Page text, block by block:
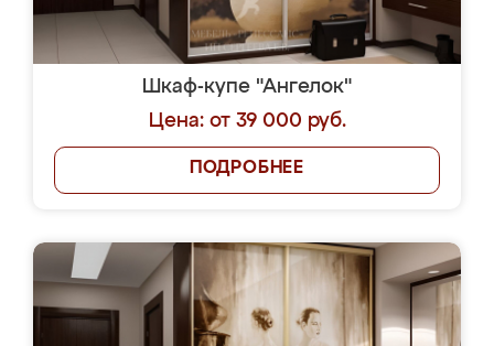
Шкаф-купе "Ангелок"
Цена: от 39 000 руб.
ПОДРОБНЕЕ